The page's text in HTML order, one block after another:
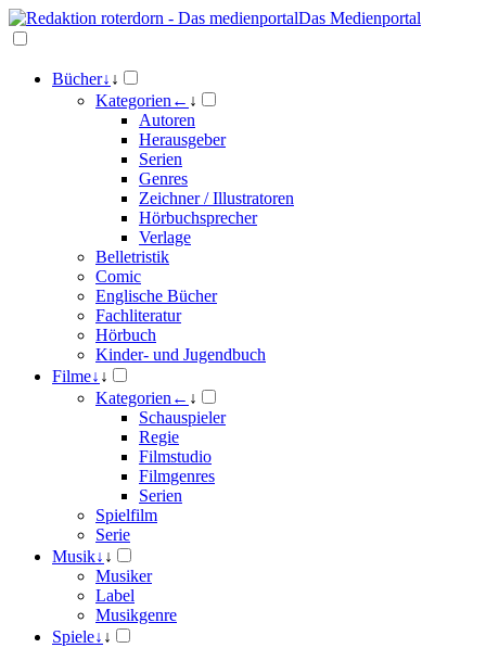
Das Medienportal
Bücher↓ ↓
Kategorien ← ↓
Autoren
Herausgeber
Serien
Genres
Zeichner / Illustratoren
Hörbuchsprecher
Verlage
Belletristik
Comic
Englische Bücher
Fachliteratur
Hörbuch
Kinder- und Jugendbuch
Filme↓ ↓
Kategorien ← ↓
Schauspieler
Regie
Filmstudio
Filmgenres
Serien
Spielfilm
Serie
Musik↓ ↓
Musiker
Label
Musikgenre
Spiele↓ ↓